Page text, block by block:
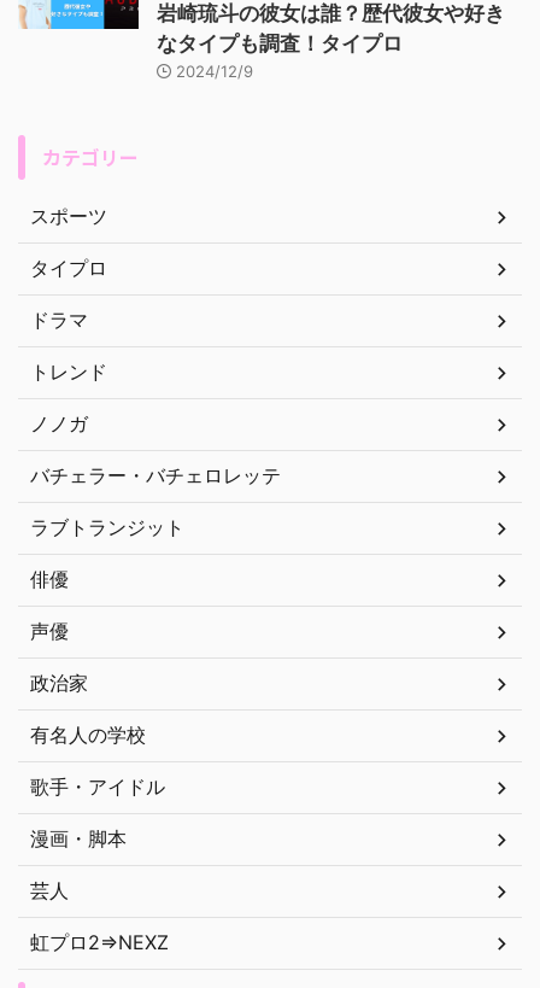
岩崎琉斗の彼女は誰？歴代彼女や好き
なタイプも調査！タイプロ
2024/12/9
カテゴリー
スポーツ
タイプロ
ドラマ
トレンド
ノノガ
バチェラー・バチェロレッテ
ラブトランジット
俳優
声優
政治家
有名人の学校
歌手・アイドル
漫画・脚本
芸人
虹プロ2⇒NEXZ